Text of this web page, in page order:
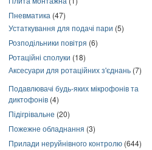
Пневматика (47)
Устаткування для подачі пари (5)
Розподільники повітря (6)
Ротаційні сполуки (18)
Аксесуари для ротаційних з'єднань (7)
Подавлювачі будь-яких мікрофонів та
диктофонів (4)
Підігрівальне (20)
Пожежне обладнання (3)
Прилади неруйнівного контролю (644)